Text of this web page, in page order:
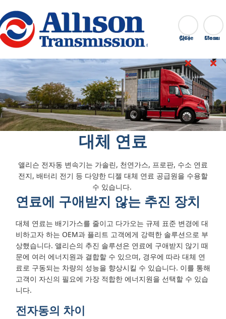
Go Home 찾다
Close
대체 연료
앨리슨 전자동 변속기는 가솔린, 천연가스, 프로판, 수소 연료
전지, 배터리 전기 등 다양한 디젤 대체 연료 공급원을 수용할
수 있습니다.
연료에 구애받지 않는 추진 장치
대체 연료는 배기가스를 줄이고 다가오는 규제 표준 변경에 대
비하고자 하는 OEM과 플리트 고객에게 강력한 솔루션으로 부
상했습니다. 앨리슨의 추진 솔루션은 연료에 구애받지 않기 때
문에 여러 에너지원과 결합할 수 있으며, 경우에 따라 대체 연
료로 구동되는 차량의 성능을 향상시킬 수 있습니다. 이를 통해
고객이 자신의 필요에 가장 적합한 에너지원을 선택할 수 있습
니다.
전자동의 차이